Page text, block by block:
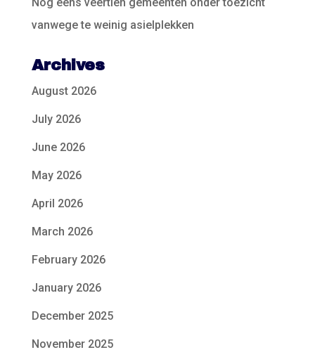
vanwege te weinig asielplekken
Archives
August 2026
July 2026
June 2026
May 2026
April 2026
March 2026
February 2026
January 2026
December 2025
November 2025